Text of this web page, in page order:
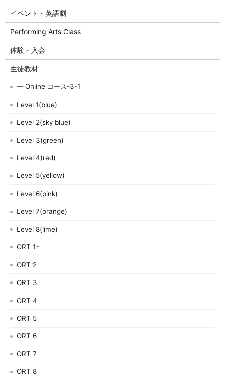
イベント・英語劇
Performing Arts Class
体験・入会
生徒教材
— Online コース-3-1
Level 1(blue)
Level 2(sky blue)
Level 3(green)
Level 4(red)
Level 5(yellow)
Level 6(pink)
Level 7(orange)
Level 8(lime)
ORT 1+
ORT 2
ORT 3
ORT 4
ORT 5
ORT 6
ORT 7
ORT 8